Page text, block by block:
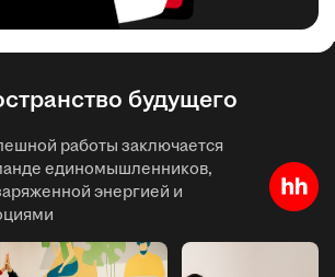
будущего
работы заключается
единомышленников,
энергией и